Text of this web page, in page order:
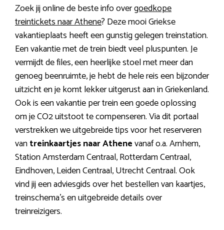
Zoek jij online de beste info overgoedkope
treintickets naar Athene? Deze mooi Griekse
vakantieplaats heeft een gunstig gelegen treinstation.
Een vakantie met de trein biedt veel pluspunten. Je
vermijdt de files, een heerlijke stoel met meer dan
genoeg beenruimte, je hebt de hele reis een bijzonder
uitzicht en je komt lekker uitgerust aan in Griekenland.
Ook is een vakantie per trein een goede oplossing
om je CO2 uitstoot te compenseren. Via dit portaal
verstrekken we uitgebreide tips voor het reserveren
vantreinkaartjes naar Athenevanaf o.a. Arnhem,
Station Amsterdam Centraal, Rotterdam Centraal,
Eindhoven, Leiden Centraal, Utrecht Centraal. Ook
vind jij een adviesgids over het bestellen van kaartjes,
treinschema’s en uitgebreide details over
treinreizigers.